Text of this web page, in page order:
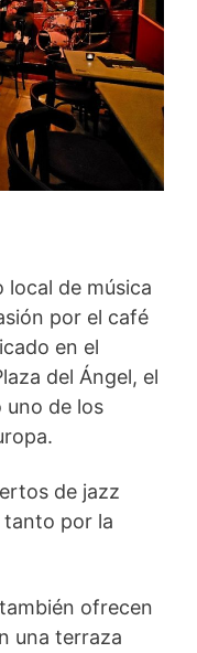
local de música
por el café
en el
del Ángel, el
uno de los
de jazz
tanto por la
ofrecen
una terraza